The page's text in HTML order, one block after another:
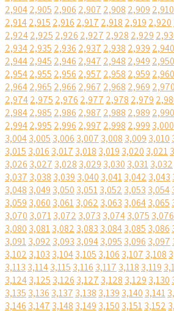
2,9042,905 2,906 2,907 2,908 2,909 2,910
2,9142,915 2,916 2,917 2,918 2,919 2,920
2,9242,925 2,926 2,927 2,928 2,929
2,9342,935 2,936 2,937 2,938 2,939 2,940
2,9442,945 2,946 2,947 2,948 2,949 2,950
2,9542,955 2,956 2,957 2,958 2,959 2,960
2,9642,965 2,966 2,967 2,968 2,969 2,970
2,9742,975 2,976 2,977 2,978 2,979
2,9842,985 2,986 2,987 2,988 2,989 2,990
2,9942,995 2,996 2,997 2,998 2,999 3,000
3,0043,005 3,006 3,007 3,008 3,009 3,010
3,015 3,016 3,017 3,018 3,019 3,020 3,021
3,026 3,027 3,028 3,029 3,030 3,0313,032
3,037 3,038 3,039 3,040 3,0413,042 3,043
3,048 3,049 3,050 3,0513,052 3,053 3,054
3,059 3,060 3,0613,062 3,063 3,0643,065
3,070 3,0713,072 3,073 3,0743,075 3,076
3,080 3,0813,082 3,083 3,0843,085 3,086
3,0913,092 3,093 3,0943,095 3,096 3,097
3,102 3,103 3,1043,105 3,106 3,107 3,108
3,113 3,1143,115 3,116 3,117 3,118 3,119
3,1243,125 3,126 3,127 3,128 3,129 3,130
3,135 3,136 3,137 3,138 3,139 3,140 3,141
3,146 3,147 3,148 3,149 3,150 3,1513,152